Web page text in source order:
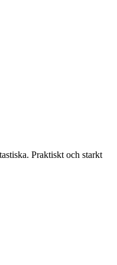
Praktiskt och starkt